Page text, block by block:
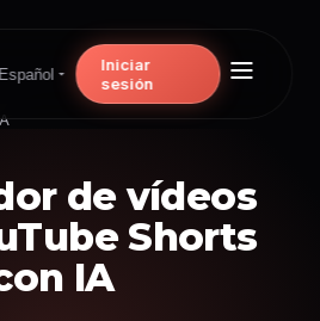
Español
Iniciar
sesión
de vídeos
Shorts
IA